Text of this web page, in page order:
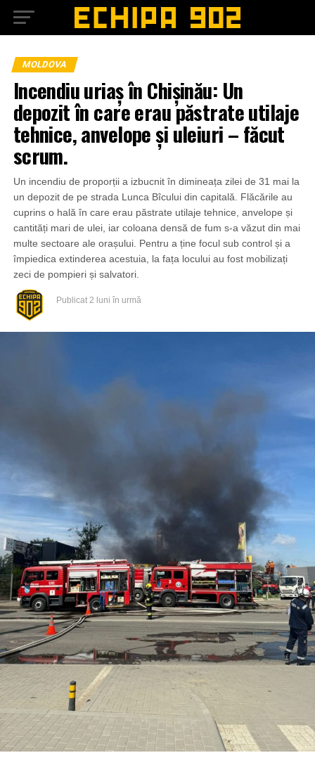
MOLDOVA
Incendiu uriaș în Chișinău: Un
depozit în care erau păstrate utilaje
tehnice, anvelope și uleiuri – făcut
scrum.
Un incendiu de proporții a izbucnit în dimineața zilei de 31 mai la
un depozit de pe strada Lunca Bîcului din capitală. Flăcările au
cuprins o hală în care erau păstrate utilaje tehnice, anvelope și
cantități mari de ulei, iar coloana densă de fum s-a văzut din mai
multe sectoare ale orașului. Pentru a ține focul sub control și a
împiedica extinderea acestuia, la fața locului au fost mobilizați
zeci de pompieri și salvatori.
Publicat 2 luni în urmă